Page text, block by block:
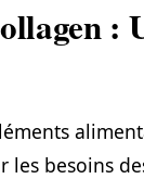
:
besoins